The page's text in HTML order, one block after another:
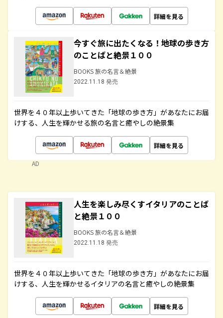
詳細を見る
今すぐ旅に出たくなる！地球の歩き方
のことばと絶景１００
BOOKS 旅の名言＆絶景
2022.11.18 発売
世界を４０年以上歩いてきた「地球の歩き方」があなたにお届
けする、人生を輝かせる旅の名言と癒やしの絶景集
詳細を見る
AD
人生を楽しみ尽くすイタリアのことば
と絶景１００
BOOKS 旅の名言＆絶景
2022.11.18 発売
世界を４０年以上歩いてきた「地球の歩き方」があなたにお届
けする、人生を輝かせるイタリアの名言と癒やしの絶景集
詳細を見る